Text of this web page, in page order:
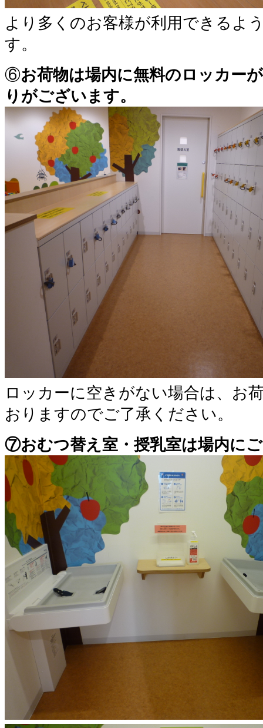
より多くのお客様が利用できるよ
す。
⑥お荷物は場内に無料のロッカー
りがございます。
ロッカーに空きがない場合は、お
おりますのでご了承ください。
⑦おむつ替え室・授乳室は場内に